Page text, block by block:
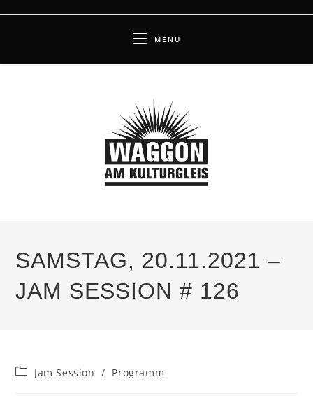
MENÜ
SAMSTAG, 20.11.2021 –
JAM SESSION # 126
Beitrags-
Jam Session / Programm